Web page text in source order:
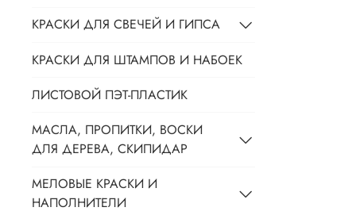
КРАСКИ ДЛЯ СВЕЧЕЙ И ГИПСА
КРАСКИ ДЛЯ ШТАМПОВ И НАБОЕК
ЛИСТОВОЙ ПЭТ-ПЛАСТИК
МАСЛА, ПРОПИТКИ, ВОСКИ
ДЛЯ ДЕРЕВА, СКИПИДАР
МЕЛОВЫЕ КРАСКИ И
НАПОЛНИТЕЛИ